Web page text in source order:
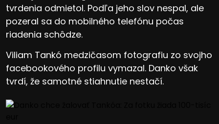
tvrdenia odmietol. Podľa jeho slov nespal, ale
pozeral sa do mobilného telefónu počas
riadenia schôdze.
Viliam Tankó medzičasom fotografiu zo svojho
facebookového profilu vymazal. Danko však
tvrdí, že samotné stiahnutie nestačí.